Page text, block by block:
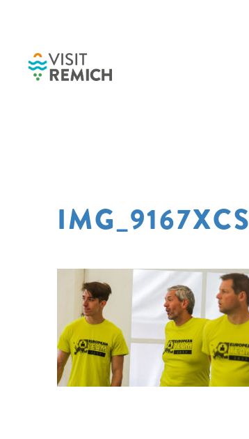
IMG_9167XCS